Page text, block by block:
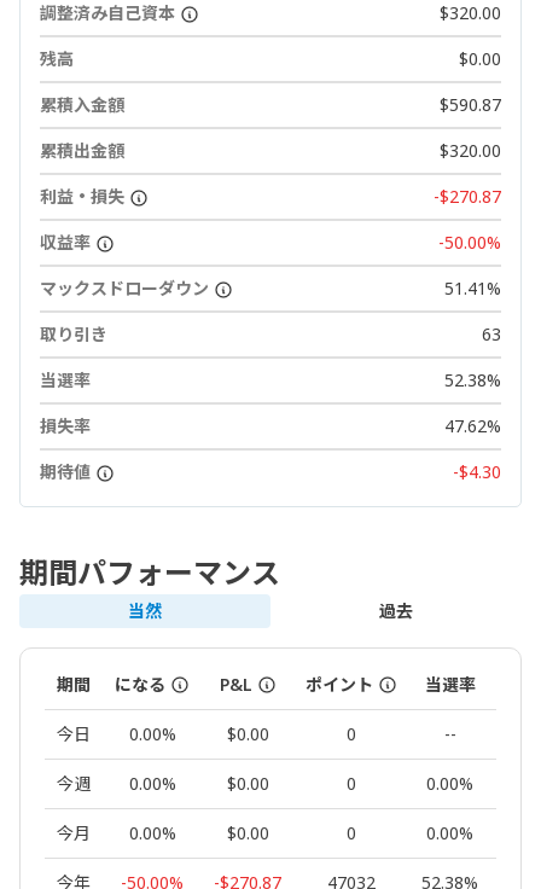
調整済み自己資本
$320.00
残高
$0.00
累積入金額
$590.87
累積出金額
$320.00
利益・損失
-$270.87
収益率
-50.00%
マックスドローダウン
51.41%
取り引き
63
当選率
52.38%
損失率
47.62%
期待値
-$4.30
期間パフォーマンス
当然 過去
期間 になる P&L ポイント 当選率
今日 0.00% $0.00 0 --
今週 0.00% $0.00 0 0.00%
今月 0.00% $0.00 0 0.00%
今年 -50.00% -$270.87 47032 52.38%